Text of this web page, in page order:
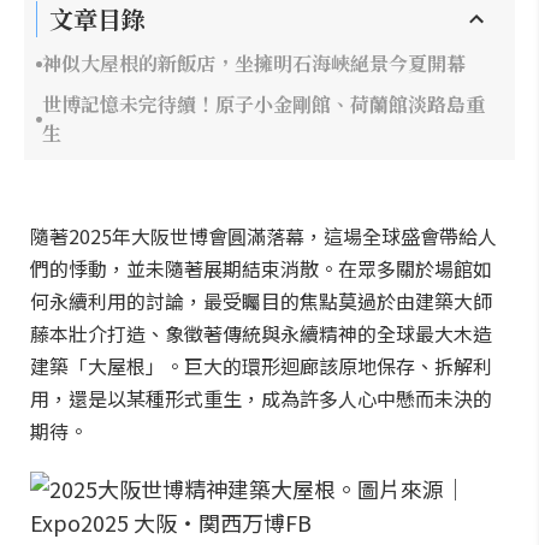
文章目錄
神似大屋根的新飯店，坐擁明石海峽絕景今夏開幕
世博記憶未完待續！原子小金剛館、荷蘭館淡路島重
生
隨著2025年大阪世博會圓滿落幕，這場全球盛會帶給人
們的悸動，並未隨著展期結束消散。在眾多關於場館如
何永續利用的討論，最受矚目的焦點莫過於由建築大師
藤本壯介打造、象徵著傳統與永續精神的全球最大木造
建築「大屋根」。巨大的環形迴廊該原地保存、拆解利
用，還是以某種形式重生，成為許多人心中懸而未決的
期待。